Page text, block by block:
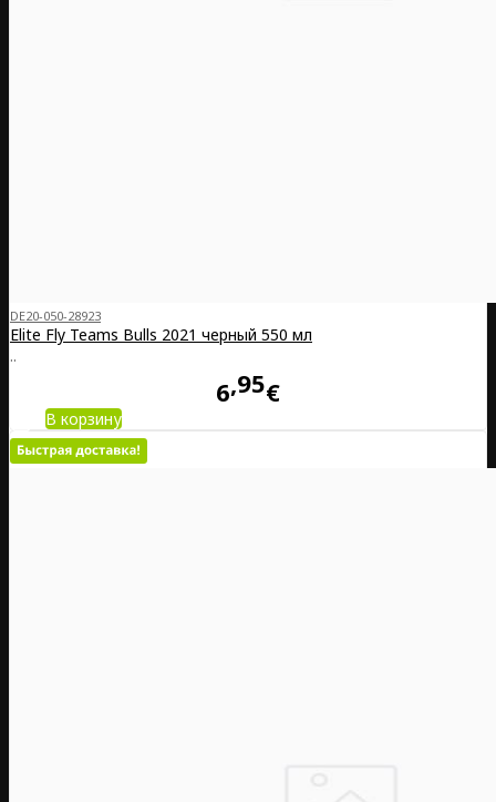
DE20-050-28923
Elite Fly Teams Bulls 2021 черный 550 мл
..
6 95€
В корзину